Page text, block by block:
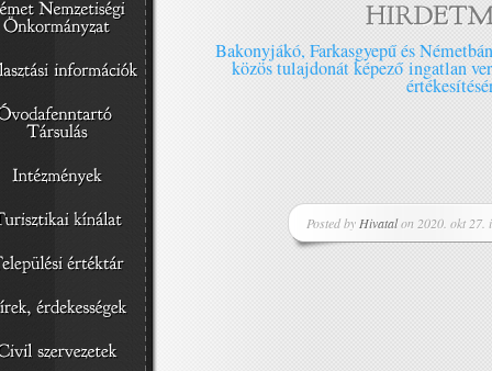
Bakonyjákó, Farkasgyepű és
közös tulajdonát képező ingatlan
Posted by Hivatalon 2020. okt 27.